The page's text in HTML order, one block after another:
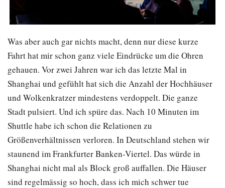
Was aber auch gar nichts macht, denn nur diese kurze
Fahrt hat mir schon ganz viele Eindrücke um die Ohren
gehauen. Vor zwei Jahren war ich das letzte Mal in
Shanghai und gefühlt hat sich die Anzahl der Hochhäuser
und Wolkenkratzer mindestens verdoppelt. Die ganze
Stadt pulsiert. Und ich spüre das. Nach 10 Minuten im
Shuttle habe ich schon die Relationen zu
Größenverhältnissen verloren. In Deutschland stehen wir
staunend im Frankfurter Banken-Viertel. Das würde in
Shanghai nicht mal als Block groß auffallen. Die Häuser
sind regelmässig so hoch, dass ich mich schwer tue